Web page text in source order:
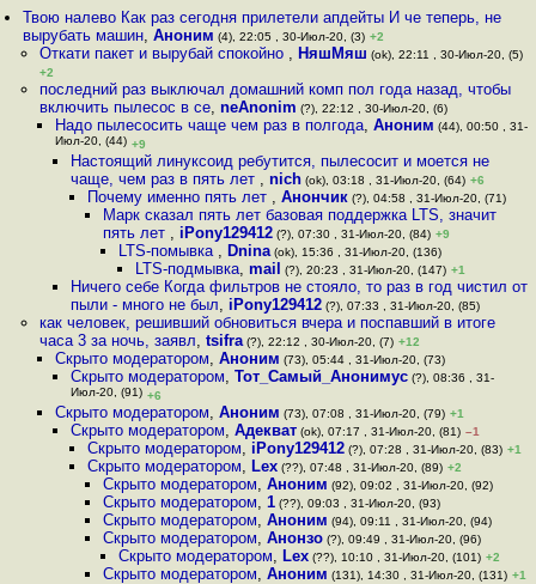
Твою налево Как раз сегодня прилетели апдейты И че теперь, не
вырубать машин,Аноним (4), 22:05 , 30-Июл-20, (3) +2
Откати пакет и вырубай спокойно , НяшМяш (ok), 22:11 , 30-Июл-20, (5)
+2
последний раз выключал домашний комп пол года назад, чтобы
включить пылесос в се, neAnonim (?), 22:12 , 30-Июл-20, (6)
Надо пылесосить чаще чем раз в полгода, Аноним (44), 00:50 , 31-
Июл-20, (44) +9
Настоящий линуксоид ребутится, пылесосит и моется не
чаще, чем раз в пять лет ,nich (ok), 03:18 , 31-Июл-20, (64) +6
Почему именно пять лет , Анончик(?), 04:58 , 31-Июл-20, (71)
Марк сказал пять лет базовая поддержка LTS, значит
пять лет , iPony129412(?), 07:30 , 31-Июл-20, (84) +9
LTS-помывка , Dnina (ok), 15:36 , 31-Июл-20, (136)
LTS-подмывка, mail (?), 20:23 , 31-Июл-20, (147) +1
Ничего себе Когда фильтров не стояло, то раз в год чистил от
пыли - много не был, iPony129412 (?), 07:33 , 31-Июл-20, (85)
как человек, решивший обновиться вчера и поспавший в итоге
часа 3 за ночь, заявл, tsifra(?), 22:12 , 30-Июл-20, (7) +12
Скрыто модератором, Аноним (73), 05:44 , 31-Июл-20, (73)
Скрыто модератором,Тот_Самый_Анонимус (?), 08:36 , 31-
Июл-20, (91) +6
Скрыто модератором, Аноним (73), 07:08 , 31-Июл-20, (79) +1
Скрыто модератором,Адекват (ok), 07:17 , 31-Июл-20, (81) –1
Скрыто модератором, iPony129412(?), 07:28 , 31-Июл-20, (83) +1
Скрыто модератором, Lex(??), 07:48 , 31-Июл-20, (89) +2
Скрыто модератором, Аноним (92), 09:02 , 31-Июл-20, (92)
Скрыто модератором, 1(??), 09:03 , 31-Июл-20, (93)
Скрыто модератором, Аноним (94), 09:11 , 31-Июл-20, (94)
Скрыто модератором, Анонзо(?), 09:49 , 31-Июл-20, (96)
Скрыто модератором, Lex (??), 10:10 , 31-Июл-20, (101) +2
Скрыто модератором, Аноним (131), 14:30 , 31-Июл-20, (131) +1